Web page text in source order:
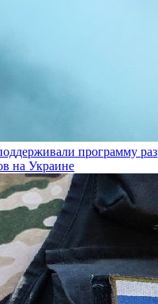
программу
на Украине